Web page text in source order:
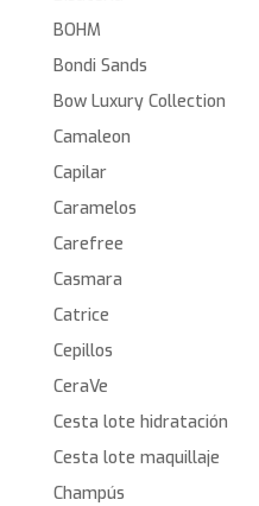
BOHM
Bondi Sands
Bow Luxury Collection
Camaleon
Capilar
Caramelos
Carefree
Casmara
Catrice
Cepillos
CeraVe
Cesta lote hidratación
Cesta lote maquillaje
Champús